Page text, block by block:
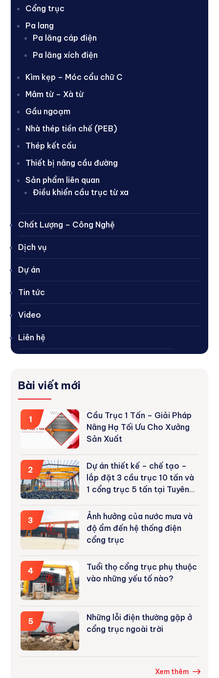
Cổng trục
Pa lang
Pa lăng cáp điện
Pa lăng xích điện
Kìm kẹp – Móc cẩu chữ C
Mâm từ – Xà từ
Gầu ngoạm
Nhà thép tiền chế (PEB)
Thép kết cấu
Thiết bị nâng cầu đường
Sản phẩm liên quan
Điều khiển cầu trục từ xa
Chất Lượng – Công Nghệ
Dịch vụ
Dự án
Tin tức
Video
Liên hệ
Bài viết mới
1
Cầu Trục 1 Tấn – Giải Pháp
Nâng Hạ Tối Ưu Cho Xưởng
Sản Xuất
2
Dự án thiết kế – chế tạo –
lắp đặt 3 cầu trục 10 tấn và
1 cổng trục 5 tấn tại Tuyên
3
Ảnh hưởng của nước mưa và
độ ẩm đến hệ thống điện
cổng trục
4
Tuổi thọ cổng trục phụ thuộc
vào những yếu tố nào?
5
Những lỗi điện thường gặp ở
cổng trục ngoài trời
Xem thêm